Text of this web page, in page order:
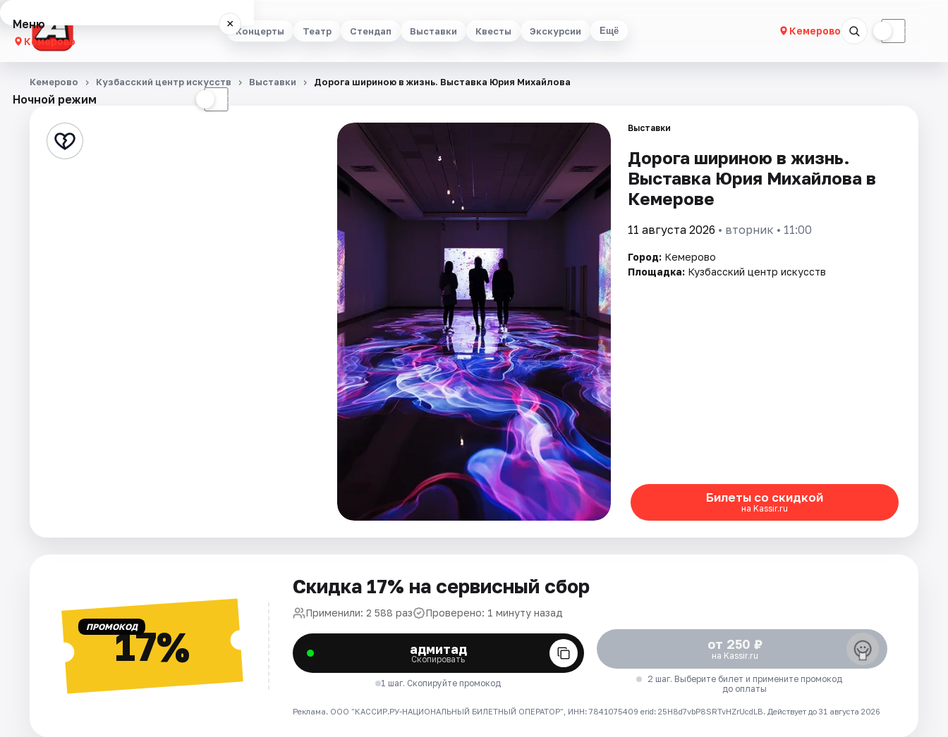
Концерты Театр Стендап Выставки Квесты Экскурсии Ещё Кемерово ☾
Меню ×
Кемерово
Концерты
Стендап
Ночной режим ☾
Кемерово Кузбасский центр искусств Выставки Дорога шириною в жизнь. Выставка Юрия Михайлова
Выставки
Дорога шириною в жизнь.
Выставка Юрия Михайлова в
Кемерове
11 августа 2026 • вторник • 11:00
Город: Кемерово
Площадка: Кузбасский центр искусств
Билеты со скидкой
на Kassir.ru
ПРОМОКОД17%
Скидка 17% на сервисный сбор
Применили: 2 588 раз Проверено: 1 минуту назад
адмитад
Скопировать
1 шаг. Скопируйте промокод
от 250 ₽
на Kassir.ru
2 шаг. Выберите билет и примените промокод
до оплаты
Реклама. ООО "КАССИР.РУ-НАЦИОНАЛЬНЫЙ БИЛЕТНЫЙ ОПЕРАТОР", ИНН: 7841075409 erid: 25H8d7vbP8SRTvHZrUcdLB. Действует до 31 августа 2026